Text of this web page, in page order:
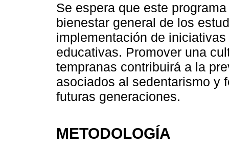
Se espera que este
bienestar general de los
implementación de
educativas. Promover una
tempranas contribuirá a la
asociados al sedentarismo y
futuras generaciones.
METODOLOGÍA